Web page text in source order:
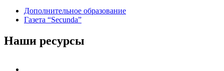
Дополнительное образование
Газета “Secunda”
Наши ресурсы